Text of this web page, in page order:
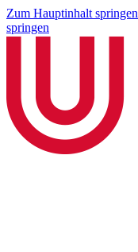
Zum Hauptinhalt springen
springen